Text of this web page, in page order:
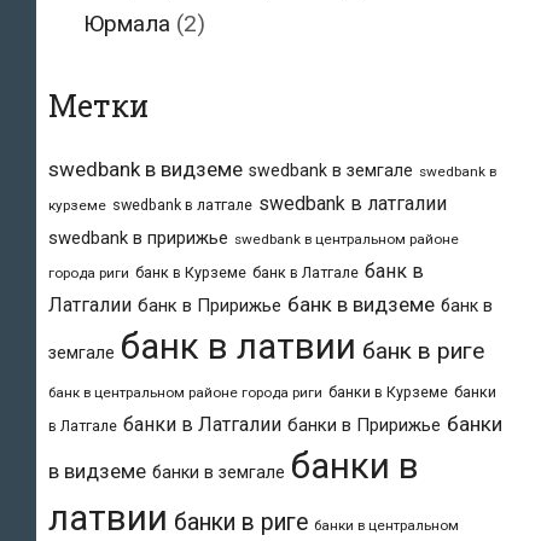
Юрмала (2)
Метки
swedbank в видземе swedbank в земгале swedbank в
курземе swedbank в латгале swedbank в латгалии
swedbank в пририжье swedbank в центральном районе
города риги банк в Курземе банк в Латгале банк в
Латгалии банк в Пририжье банк в видземе банк в
земгале банк в латвии банк в риге
банк в центральном районе города риги банки в Курземе банки
в Латгале банки в Латгалии банки в Пририжье банки
в видземе банки в земгале банки в
латвии банки в риге банки в центральном